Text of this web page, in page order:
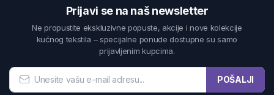
Prijavi se na naš newsletter
Ne propustite ekskluzivne popuste, akcije i nove kolekcije
kućnog tekstila – specijalne ponude dostupne su samo
prijavljenim kupcima.
POŠALJI